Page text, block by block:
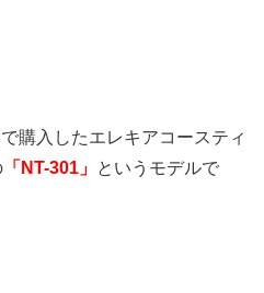
購入したエレキアコースティ
「NT-301」 というモデルで